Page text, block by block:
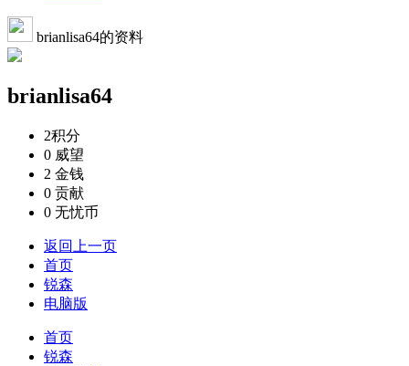
brianlisa64的资料
brianlisa64
2积分
0 威望
2 金钱
0 贡献
0 无忧币
返回上一页
首页
锐森
电脑版
首页
锐森